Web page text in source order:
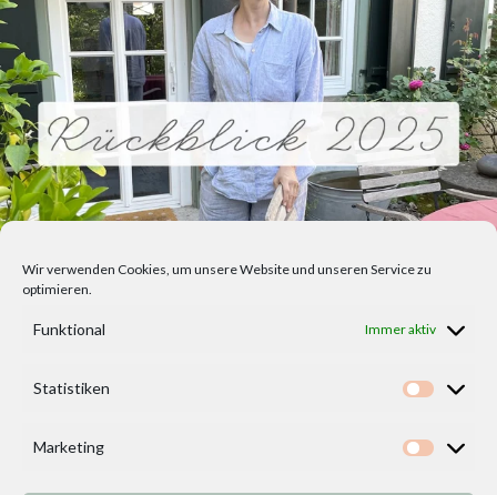
Wir verwenden Cookies, um unsere Website und unseren Service zu
optimieren.
Funktional Immer aktiv
Statistiken
Marketing